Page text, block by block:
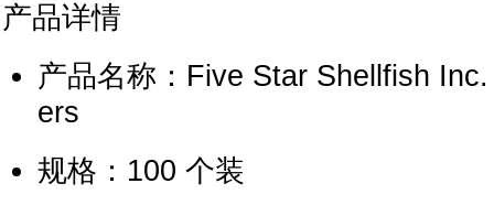
产品详情
产品名称：Five Star Shellfish
ers
规格：100 个装